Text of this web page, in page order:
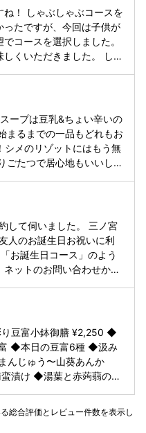
が置かれていて、その中
くので、すごくガチャガ
の音も響き渡っていて、折
さが格下げされてしまい
残念すぎます。
！ しゃぶしゃぶコースを
たですが、今回は子供が
コースを選択しました。
くいただきました。 しゃ
ただきました笑 あと
ないなで、アラカルトで
豆腐に感動していまし
た際は、すぐ気がついてく
でもデートでも◎ 最後
お誕生日コース」のよう
ットのお問い合わせから
・豆富チーズケーキでお
円で飲み放題も可能と
コース最初の箱が可愛い
る順番があり、だんだん
た。楽しみながら頂く豆
の豆乳は、半分そのまま
らして飲むと説明があり
造りのお醤油入れにご利
が、水滴があり残念でし
◆本日の豆富6種 ◆汲み
んじゅう〜山葵あんか
漬け ◆湯葉と赤蒟蒻の有
小巻麩とわかめのお味噌
総合評価とレビュー件数を表示し